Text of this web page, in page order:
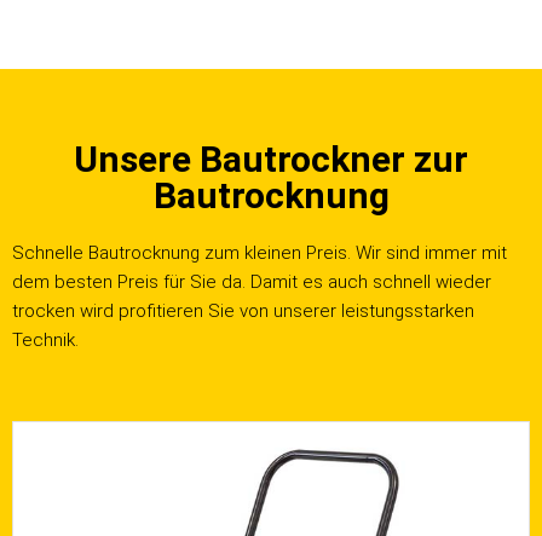
Unsere Bautrockner zur
Bautrocknung
Schnelle Bautrocknung zum kleinen Preis. Wir sind immer mit
dem besten Preis für Sie da. Damit es auch schnell wieder
trocken wird profitieren Sie von unserer leistungsstarken
Technik.